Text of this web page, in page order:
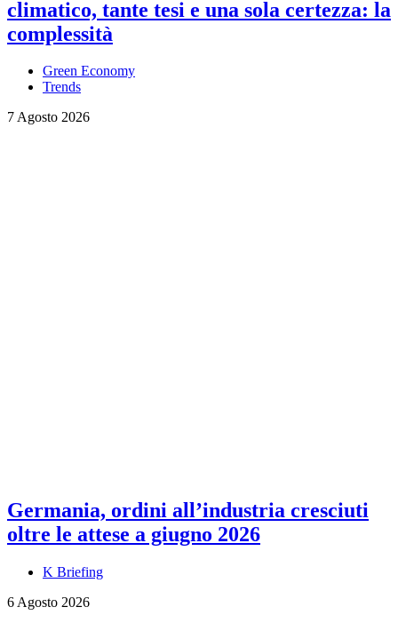
climatico, tante tesi e una sola certezza: la
complessità
Green Economy
Trends
7 Agosto 2026
Germania, ordini all’industria cresciuti
oltre le attese a giugno 2026
K Briefing
6 Agosto 2026